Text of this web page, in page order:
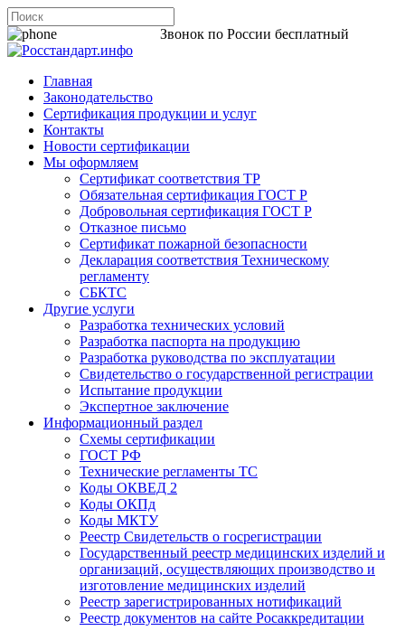
Звонок по России бесплатный
Главная
Законодательство
Сертификация продукции и услуг
Контакты
Новости сертификации
Мы оформляем
Сертификат соответствия ТР
Обязательная сертификация ГОСТ Р
Добровольная сертификация ГОСТ Р
Отказное письмо
Сертификат пожарной безопасности
Декларация соответствия Техническому
регламенту
СБКТС
Другие услуги
Разработка технических условий
Разработка паспорта на продукцию
Разработка руководства по эксплуатации
Свидетельство о государственной регистрации
Испытание продукции
Экспертное заключение
Информационный раздел
Схемы сертификации
ГОСТ РФ
Технические регламенты ТС
Коды ОКВЕД 2
Коды ОКПд
Коды МКТУ
Реестр Свидетельств о госрегистрации
Государственный реестр медицинских изделий и
организаций, осуществляющих производство и
изготовление медицинских изделий
Реестр зарегистрированных нотификаций
Реестр документов на сайте Росаккредитации